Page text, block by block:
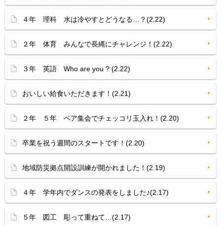
４年 理科 水は冷やすとどうなる…？(2.22)
２年 体育 みんなで長縄にチャレンジ！(2.22)
３年 英語 Who are you ? (2.22)
おいしい給食いただきます！(2.21)
２年 ５年 ペア集会でチェッコリ玉入れ！(2.20)
卒業を祝う週間のスタートです！(2.20)
地域防災拠点開設訓練が開かれました！(2.19)
４年 学年内でダンスの発表をしました♪(2.17)
５年 図工 彫って重ねて…(2.17)